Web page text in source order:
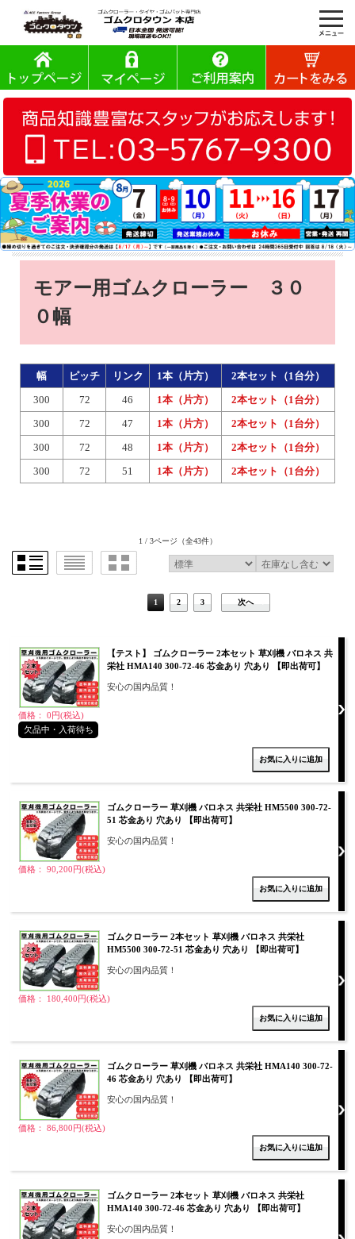
モアー用ゴムクローラー ３０
０幅
幅 ピッチ リンク 1本（片方）
2本セット（1台分）
300
72 46 1本（片方）
2本セット（1台分）
300
72 47 1本（片方）
2本セット（1台分）
300
72 48 1本（片方）
2本セット（1台分）
300
72 51 1本（片方） 2本セット（1台分）
1 / 3ページ （全43件）
1 2 3 次へ
【テスト】 ゴムクローラー 2本セット 草刈機 バロネス 共
栄社 HMA140 300-72-46 芯金あり 穴あり 【即出荷可】
安心の国内品質！
価格： 0円(税込)
欠品中・入荷待ち
ゴムクローラー 草刈機 バロネス 共栄社 HM5500 300-72-
51 芯金あり 穴あり 【即出荷可】
安心の国内品質！
価格： 90,200円(税込)
ゴムクローラー 2本セット 草刈機 バロネス 共栄社
HM5500 300-72-51 芯金あり 穴あり 【即出荷可】
安心の国内品質！
価格： 180,400円(税込)
ゴムクローラー 草刈機 バロネス 共栄社 HMA140 300-72-
46 芯金あり 穴あり 【即出荷可】
安心の国内品質！
価格： 86,800円(税込)
ゴムクローラー 2本セット 草刈機 バロネス 共栄社
HMA140 300-72-46 芯金あり 穴あり 【即出荷可】
安心の国内品質！